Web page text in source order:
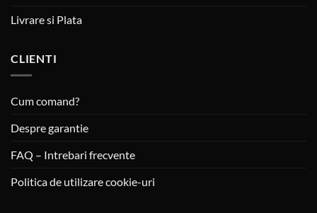
Livrare si Plata
CLIENTI
Cum comand?
Despre garantie
FAQ – Intrebari frecvente
Politica de utilizare cookie-uri